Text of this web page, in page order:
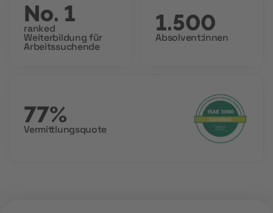
No. 1
ranked
Weiterbildung für
Arbeitssuchende
1.500
Absolvent:innen
77%
Vermittlungsquote